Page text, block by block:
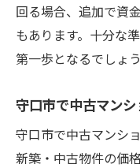
回る場合、追加で資
もあります。十分な
第一歩となるでしょう
守口市で中古マン
守口市で中古マンシ
新築・中古物件の価